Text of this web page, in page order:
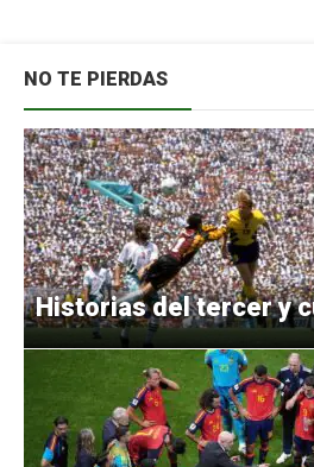
NO TE PIERDAS
Historias del tercer y